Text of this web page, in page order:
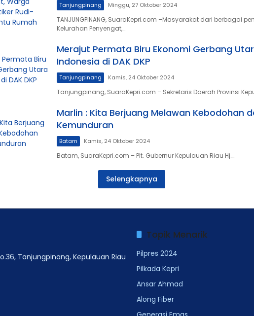
Tanjungpinang Minggu, 27 Oktober 2024
TANJUNGPINANG, SuaraKepri.com –Masyarakat dari berbagai
Kelurahan Penyengat,…
Merajut Permata Biru Ekonomi Gerbang
Indonesia di DAK DKP
Tanjungpinang Kamis, 24 Oktober 2024
Tanjungpinang, SuaraKepri.com – Sekretaris Daerah Provinsi
Marlin : Kita Berjuang Melawan Kebodohan
Kemunduran
Batam Kamis, 24 Oktober 2024
Batam, SuaraKepri.com – Plt. Gubernur Kepulauan Riau Hj….
Selengkapnya
Tanjungpinang, Kepulauan Riau
Topik Menarik
Pilpres 2024
Pilkada Kepri
Ansar Ahmad
Along Fiber